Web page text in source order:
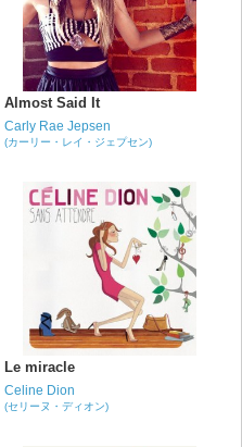
Almost Said It
Carly Rae Jepsen
(カーリー・レイ・ジェプセン)
Le miracle
Celine Dion
(セリーヌ・ディオン)